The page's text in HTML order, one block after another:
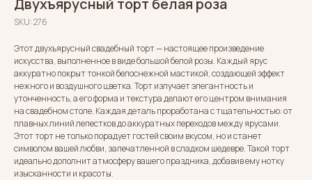
Двухъярусный торт белая роза
SKU:276
Этот двухъярусный свадебный торт — настоящее произведение
искусства, выполненное в виде большой белой розы. Каждый ярус
аккуратно покрыт тонкой белоснежной мастикой, создающей эффект
нежного и воздушного цветка. Торт излучает элегантность и
утонченность, а его форма и текстура делают его центром внимания
на свадебном столе. Каждая деталь проработана с тщательностью: от
плавных линий лепестков до аккуратных переходов между ярусами.
Этот торт не только порадует гостей своим вкусом, но и станет
символом вашей любви, запечатленной в сладком шедевре. Такой торт
идеально дополнит атмосферу вашего праздника, добавив ему нотку
изысканности и красоты.